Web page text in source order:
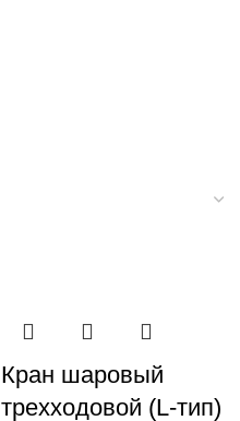
Кран шаровый
трехходовой (L-тип)